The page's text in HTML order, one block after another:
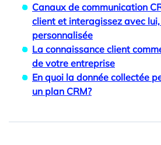
Canaux de communication
client et interagissez avec
personnalisée
La connaissance client
de votre entreprise
En quoi la donnée collectée
un plan CRM?